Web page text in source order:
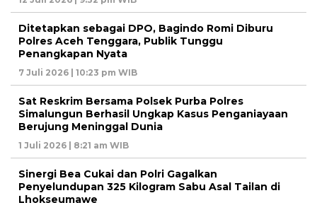
Ditetapkan sebagai DPO, Bagindo Romi Diburu
Polres Aceh Tenggara, Publik Tunggu
Penangkapan Nyata
7 Juli 2026 | 10:23 pm WIB
Sat Reskrim Bersama Polsek Purba Polres
Simalungun Berhasil Ungkap Kasus Penganiayaan
Berujung Meninggal Dunia
1 Juli 2026 | 8:21 am WIB
Sinergi Bea Cukai dan Polri Gagalkan
Penyelundupan 325 Kilogram Sabu Asal Tailan di
Lhokseumawe